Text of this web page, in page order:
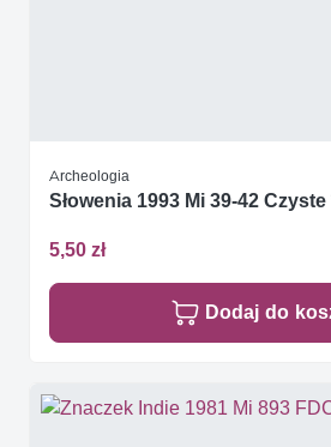
Archeologia
Słowenia 1993 Mi 39-42 Czyste
5,50 zł
Dodaj do